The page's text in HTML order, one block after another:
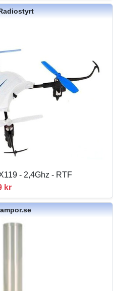
- 2,4Ghz - RTF
kr